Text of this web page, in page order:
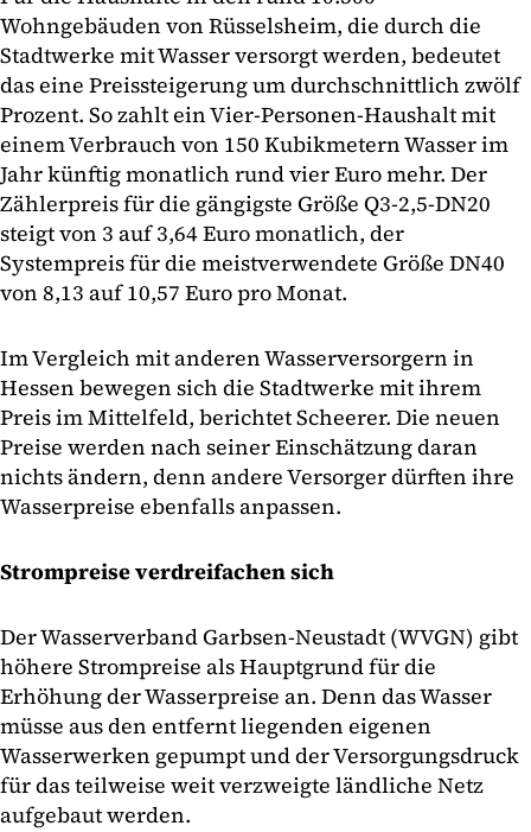
Wohngebäuden von Rüsselsheim, die durch die
Stadtwerke mit Wasser versorgt werden, bedeutet
das eine Preissteigerung um durchschnittlich zwölf
Prozent. So zahlt ein Vier-Personen-Haushalt mit
einem Verbrauch von 150 Kubikmetern Wasser im
Jahr künftig monatlich rund vier Euro mehr. Der
Zählerpreis für die gängigste Größe Q3-2,5-DN20
steigt von 3 auf 3,64 Euro monatlich, der
Systempreis für die meistverwendete Größe DN40
von 8,13 auf 10,57 Euro pro Monat.
Im Vergleich mit anderen Wasserversorgern in
Hessen bewegen sich die Stadtwerke mit ihrem
Preis im Mittelfeld, berichtet Scheerer. Die neuen
Preise werden nach seiner Einschätzung daran
nichts ändern, denn andere Versorger dürften ihre
Wasserpreise ebenfalls anpassen.
Strompreise verdreifachen sich
Der Wasserverband Garbsen-Neustadt (WVGN) gibt
höhere Strompreise als Hauptgrund für die
Erhöhung der Wasserpreise an. Denn das Wasser
müsse aus den entfernt liegenden eigenen
Wasserwerken gepumpt und der Versorgungsdruck
für das teilweise weit verzweigte ländliche Netz
aufgebaut werden.